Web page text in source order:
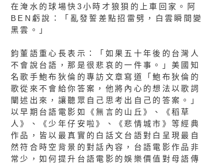
在淹水的球場快3小時才狼狽的上車回家。阿
BEN虧說：「亂發誓差點招雷劈，白雲瞬間變
黑雲。」
鈞董語重心長表示：「如果五十年後的台灣人
不會說台語，那是很悲哀的一件事。」美國知
名歌手鮑布狄倫的專訪文章寫道「鮑布狄倫的
歌從來不會給你答案，他將內心的想法以歌詞
闡述出來，讓聽眾自己思考出自己的答案。」
以早期台語電影如《無言的山丘》、《稻草
人》、《少年仔安啦》、《悲情城市》等經典
作品，皆以最真實的白話文台語對白呈現最自
然符合時空背景的對話內容，台語電影作品非
常少，如何提升台語電影的娛樂價值對母語傳